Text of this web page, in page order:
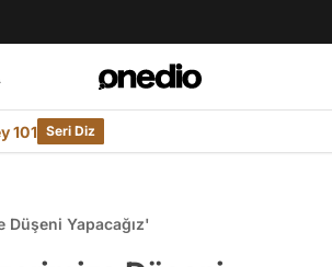
101 Seri Diz
Yapacağız'